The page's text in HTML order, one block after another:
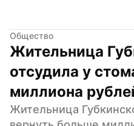
Общество
Жительница
отсудила у
миллиона
Жительница